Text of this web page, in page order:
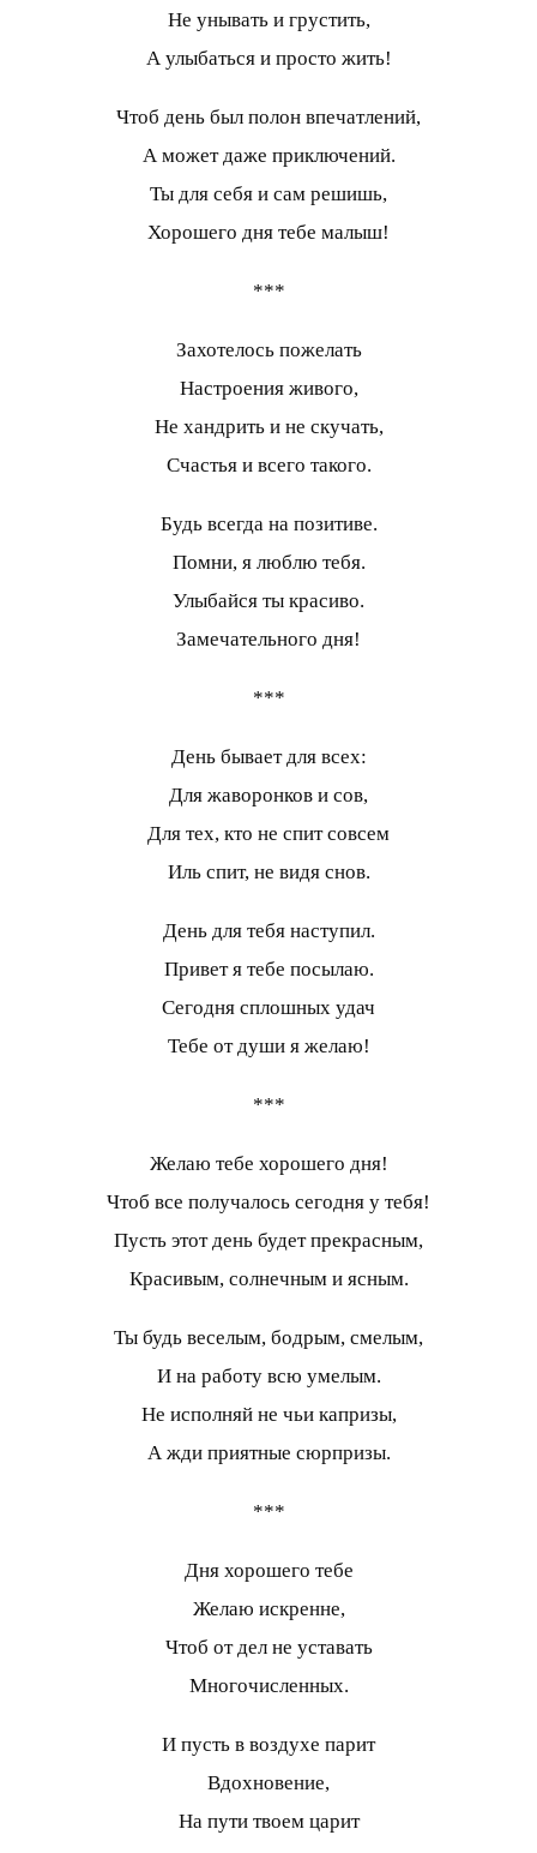
Не унывать и грустить,
А улыбаться и просто жить!
Чтоб день был полон впечатлений,
А может даже приключений.
Ты для себя и сам решишь,
Хорошего дня тебе малыш!
***
Захотелось пожелать
Настроения живого,
Не хандрить и не скучать,
Счастья и всего такого.
Будь всегда на позитиве.
Помни, я люблю тебя.
Улыбайся ты красиво.
Замечательного дня!
***
День бывает для всех:
Для жаворонков и сов,
Для тех, кто не спит совсем
Иль спит, не видя снов.
День для тебя наступил.
Привет я тебе посылаю.
Сегодня сплошных удач
Тебе от души я желаю!
***
Желаю тебе хорошего дня!
Чтоб все получалось сегодня у тебя!
Пусть этот день будет прекрасным,
Красивым, солнечным и ясным.
Ты будь веселым, бодрым, смелым,
И на работу всю умелым.
Не исполняй не чьи капризы,
А жди приятные сюрпризы.
***
Дня хорошего тебе
Желаю искренне,
Чтоб от дел не уставать
Многочисленных.
И пусть в воздухе парит
Вдохновение,
На пути твоем царит